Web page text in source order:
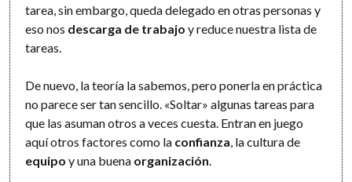
tarea, sin embargo, queda delegado en otras personas y
eso nos descarga de trabajo y reduce nuestra lista de
tareas.
De nuevo, la teoría la sabemos, pero ponerla en práctica
no parece ser tan sencillo. «Soltar» algunas tareas para
que las asuman otros a veces cuesta. Entran en juego
aquí otros factores como la confianza, la cultura de
equipo y una buena organización.